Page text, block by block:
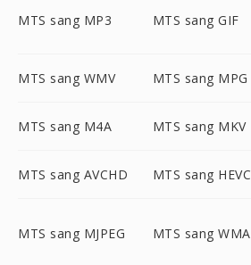
MTS sang MP3 MTS sang GIF
MTS sang WMV MTS sang MPG
MTS sang M4A MTS sang MKV
MTS sang AVCHD MTS sang HEVC
MTS sang MJPEG MTS sang WMA